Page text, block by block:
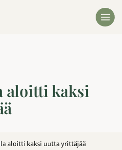
aloitti kaksi
aloitti kaksi uutta yrittäjää